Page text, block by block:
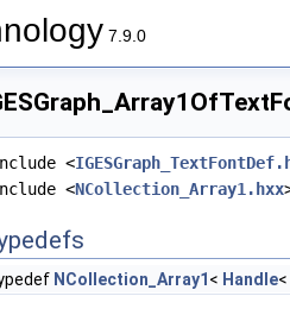
7.9.0
<
<NCollection_Array1.hxx
NCollection_Array1 < Handle<